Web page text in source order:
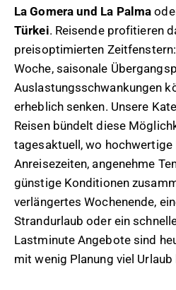
La Gomera und La Palma
Türkei. Reisende profitieren
preisoptimierten
Woche, saisonale
Auslastungsschwankungen
erheblich senken. Unsere
Reisen bündelt diese
tagesaktuell, wo hochwertige
Anreisezeiten, angenehme
günstige Konditionen
verlängertes Wochenende,
Strandurlaub oder ein
Lastminute Angebote sind
mit wenig Planung viel Urlaub